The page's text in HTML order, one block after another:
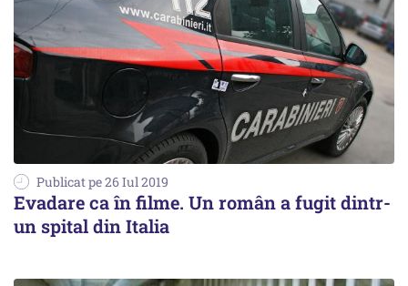
Publicat pe 26 Iul 2019
Evadare ca în filme. Un român a fugit dintr-
un spital din Italia